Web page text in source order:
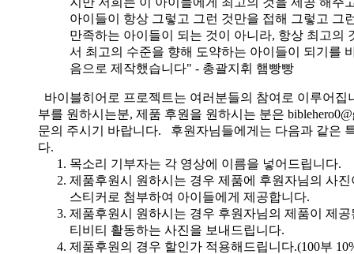
아이들이 항상 그렇고 그런 것만을 접해 그렇고 그
만족하는 아이들이 되는 것이 아니라, 항상 최고의
서 최고의 수준을 향해 도약하는 아이들이 되기를
음으로 제작했습니다" - 총괄지휘 햄빵빵
바이블히어로 프로젝트는 여러분들의 참여로 이루어집
부를 원하시는분, 제품 후원을 원하시는 분은
문의 주시기 바랍니다. 후원자님들에게는 다음과 같은
다.
목소리 기부자는 각 영상에 이름을 넣어드립니다.
제품후원시 원하시는 경우 제품에 후원자님의 사
스티커로 첨부하여 아이들에게 제공합니다.
제품후원시 원하시는 경우 후원자님의 제품이 제
티비티 활동하는 사진을 보내드립니다.
제품후원의 경우 할인가 적용해드립니다.(100부